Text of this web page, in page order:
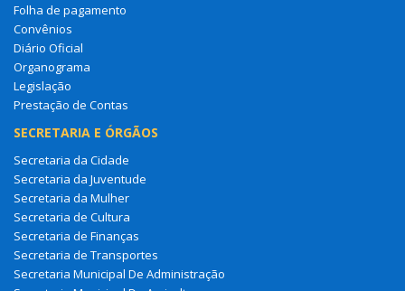
Folha de pagamento
Convênios
Diário Oficial
Organograma
Legislação
Prestação de Contas
SECRETARIA E ÓRGÃOS
Secretaria da Cidade
Secretaria da Juventude
Secretaria da Mulher
Secretaria de Cultura
Secretaria de Finanças
Secretaria de Transportes
Secretaria Municipal De Administração